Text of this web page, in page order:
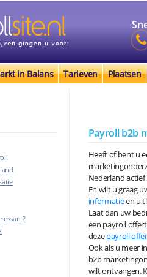
in Balans Tarieven Plaatsen
Payroll b2b
Heeft of bent u
Nederland actief
En wilt u graag
informatieen
Laat dan uw
een payroll
dezepayroll
Ook als u meer
b2b
wilt ontvangen.